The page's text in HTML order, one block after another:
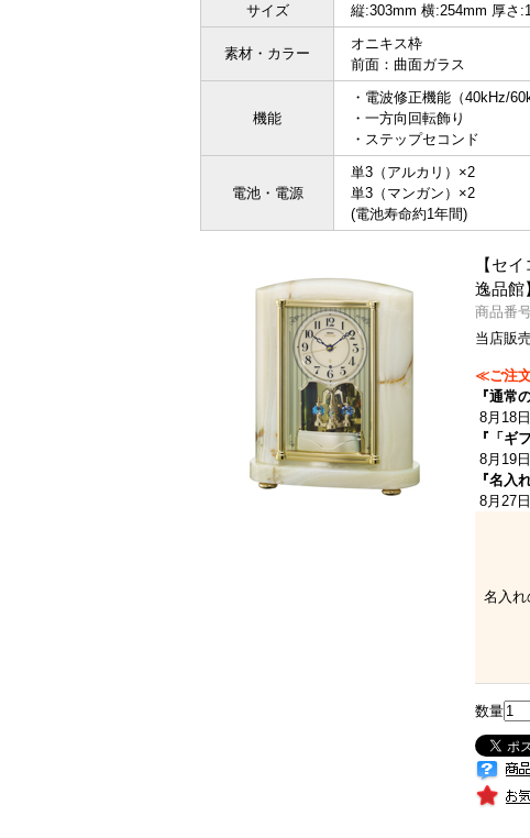
サイズ
縦:303mm 横:254mm 厚さ
素材・カラー
オニキス枠
前面：曲面ガラス
機能
・電波修正機能（40kHz/
・一方向回転飾り
・ステップセコンド
電池・電源
単3（アルカリ）×2
単3（マンガン）×2
(電池寿命約1年間)
【セ
逸品館
商品番
当店販
≪ご注
『通常
8月18
『「ギ
8月19
『名入
8月27
名入れ
数量